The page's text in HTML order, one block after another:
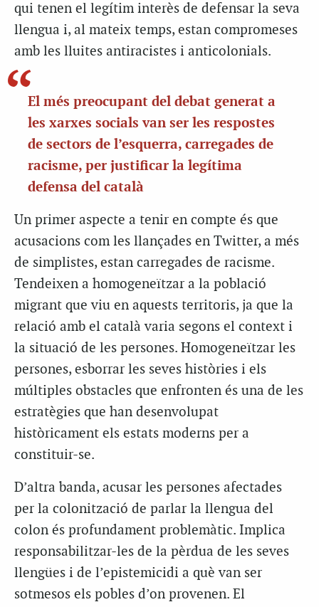
qui tenen el legítim interès de defensar la seva
llengua i, al mateix temps, estan compromeses
amb les lluites antiracistes i anticolonials.
El més preocupant del debat generat a
les xarxes socials van ser les respostes
de sectors de l’esquerra, carregades de
racisme, per justificar la legítima
defensa del català
Un primer aspecte a tenir en compte és que
acusacions com les llançades en Twitter, a més
de simplistes, estan carregades de racisme.
Tendeixen a homogeneïtzar a la població
migrant que viu en aquests territoris, ja que la
relació amb el català varia segons el context i
la situació de les persones. Homogeneïtzar les
persones, esborrar les seves històries i els
múltiples obstacles que enfronten és una de les
estratègies que han desenvolupat
històricament els estats moderns per a
constituir-se.
D’altra banda, acusar les persones afectades
per la colonització de parlar la llengua del
colon és profundament problemàtic. Implica
responsabilitzar-les de la pèrdua de les seves
llengües i de l’epistemicidi a què van ser
sotmesos els pobles d’on provenen. El